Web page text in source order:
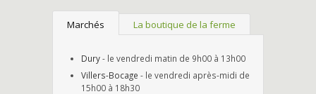
Marchés La boutique de la ferme
Dury- le vendredi matin de 9h00 à 13h00
Villers-Bocage - le vendredi après-midi de
15h00 à 18h30